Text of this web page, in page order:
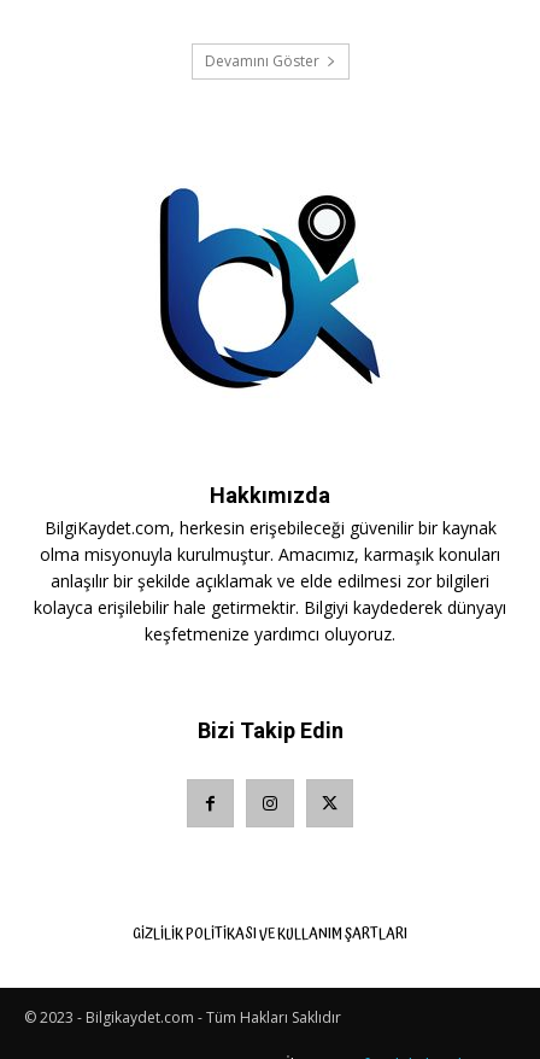
Devamını Göster
Hakkımızda
BilgiKaydet.com, herkesin erişebileceği güvenilir bir kaynak
olma misyonuyla kurulmuştur. Amacımız, karmaşık konuları
anlaşılır bir şekilde açıklamak ve elde edilmesi zor bilgileri
kolayca erişilebilir hale getirmektir. Bilgiyi kaydederek dünyayı
keşfetmenize yardımcı oluyoruz.
Bizi Takip Edin
GIZLILIK POLITIKASI VE KULLANIM ŞARTLARI
© 2023 - Bilgikaydet.com - Tüm Hakları Saklıdır